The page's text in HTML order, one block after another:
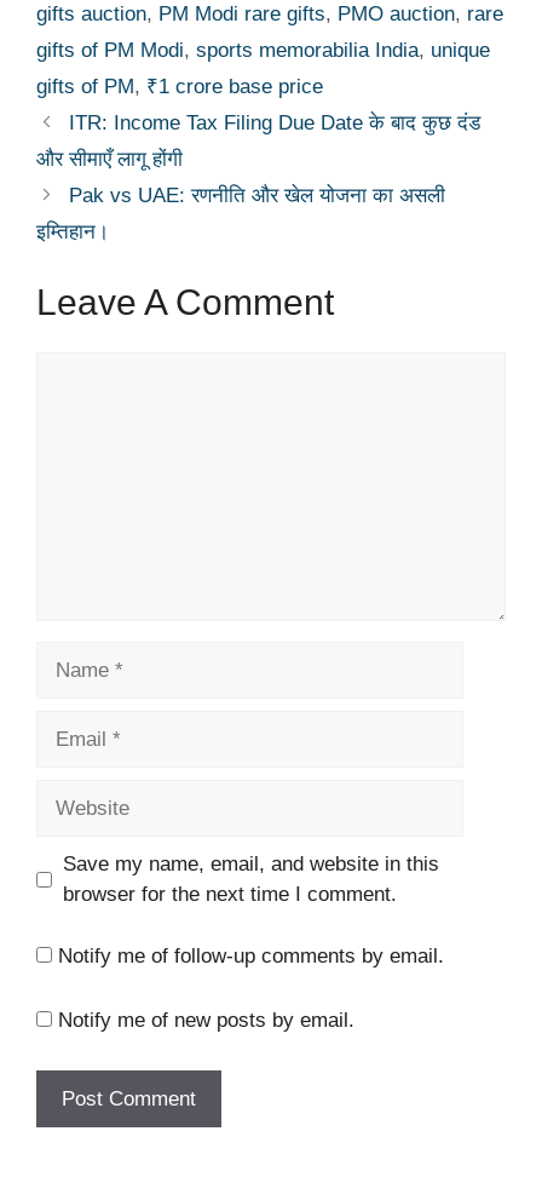
gifts auction, PM Modi rare gifts, PMO auction, rare
gifts of PM Modi, sports memorabilia India, unique
gifts of PM, ₹1 crore base price
ITR: Income Tax Filing Due Date के बाद कुछ दंड
और सीमाएँ लागू होंगी
Pak vs UAE: रणनीति और खेल योजना का असली
इम्तिहान।
Leave A Comment
Save my name, email, and website in this
browser for the next time I comment.
Notify me of follow-up comments by email.
Notify me of new posts by email.